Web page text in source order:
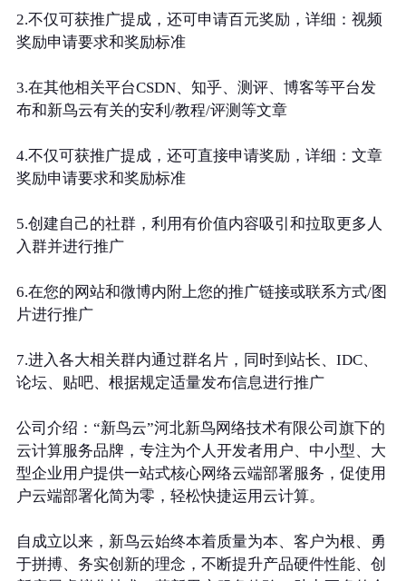
2.不仅可获推广提成，还可申请百元奖励，详细：视频
奖励申请要求和奖励标准
3.在其他相关平台CSDN、知乎、测评、博客等平台发
布和新鸟云有关的安利/教程/评测等文章
4.不仅可获推广提成，还可直接申请奖励，详细：文章
奖励申请要求和奖励标准
5.创建自己的社群，利用有价值内容吸引和拉取更多人
入群并进行推广
6.在您的网站和微博内附上您的推广链接或联系方式/图
片进行推广
7.进入各大相关群内通过群名片，同时到站长、IDC、
论坛、贴吧、根据规定适量发布信息进行推广
公司介绍：“新鸟云”河北新鸟网络技术有限公司旗下的
云计算服务品牌，专注为个人开发者用户、中小型、大
型企业用户提供一站式核心网络云端部署服务，促使用
户云端部署化简为零，轻松快捷运用云计算。
自成立以来，新鸟云始终本着质量为本、客户为根、勇
于拼搏、务实创新的理念，不断提升产品硬件性能、创